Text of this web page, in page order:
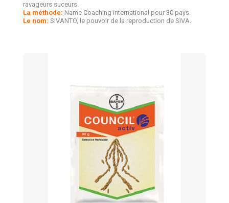
ravageurs suceurs.
La méthode: Name Coaching international pour 30 pays.
Le nom: SIVANTO, le pouvoir de la reproduction de SIVA.